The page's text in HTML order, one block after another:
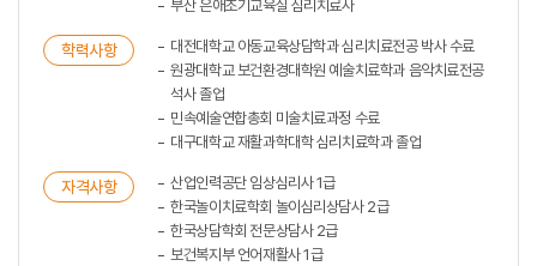
부산 은애조기교육실 심리치료사
학력사항
대전대학교 아동교육상담학과 심리치료전공 박사 수료
원광대학교 보건환경대학원 예술치료학과 음악치료전공
석사 졸업
민속예술연합총회 미술치료과정 수료
대구대학교 재활과학대학 심리치료학과 졸업
자격사항
산업인력공단 임상심리사 1급
한국놀이치료학회 놀이심리상담사 2급
한국상담학회 전문상담사 2급
보건복지부 언어재활사 1급